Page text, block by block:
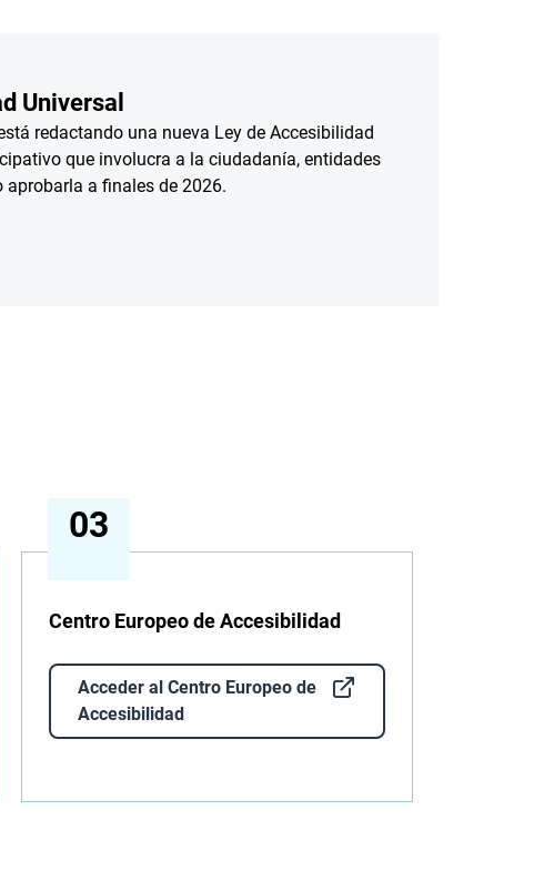
Universal
redactando una nueva Ley de Accesibilidad
que involucra a la ciudadanía, entidades
a finales de 2026.
Centro Europeo de Accesibilidad
Acceder al Centro Europeo de
Accesibilidad